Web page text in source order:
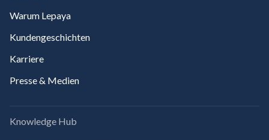
Warum Lepaya
Kundengeschichten
Karriere
Presse & Medien
Knowledge Hub